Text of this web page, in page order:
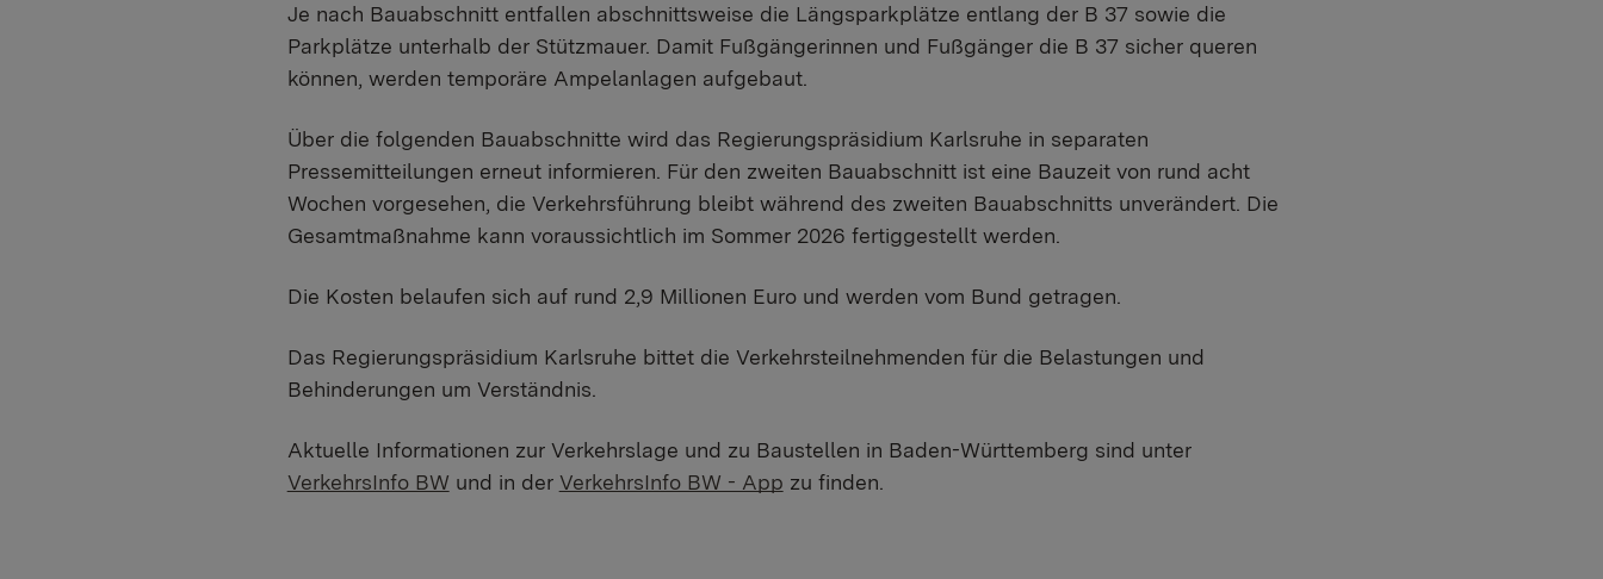
Je nach Bauabschnitt entfallen abschnittsweise die Längsparkplätze entlang der B 37 sowie die
Parkplätze unterhalb der Stützmauer. Damit Fußgängerinnen und Fußgänger die B 37 sicher queren
können, werden temporäre Ampelanlagen aufgebaut.
Über die folgenden Bauabschnitte wird das Regierungspräsidium Karlsruhe in separaten
Pressemitteilungen erneut informieren. Für den zweiten Bauabschnitt ist eine Bauzeit von rund acht
Wochen vorgesehen, die Verkehrsführung bleibt während des zweiten Bauabschnitts unverändert. Die
Gesamtmaßnahme kann voraussichtlich im Sommer 2026 fertiggestellt werden.
Die Kosten belaufen sich auf rund 2,9 Millionen Euro und werden vom Bund getragen.
Das Regierungspräsidium Karlsruhe bittet die Verkehrsteilnehmenden für die Belastungen und
Behinderungen um Verständnis.
Aktuelle Informationen zur Verkehrslage und zu Baustellen in Baden-Württemberg sind unter
VerkehrsInfo BW und in der VerkehrsInfo BW - App zu finden.